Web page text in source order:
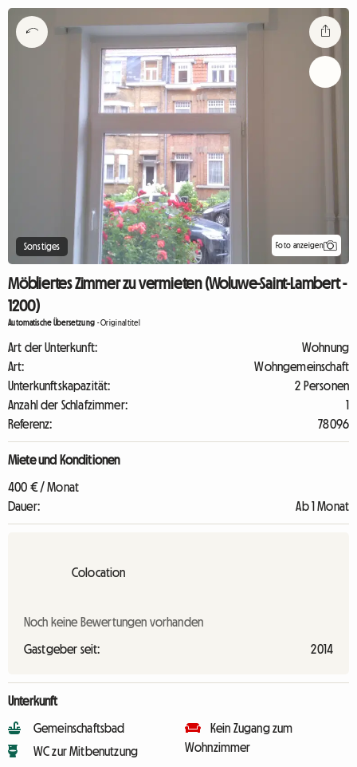
Sonstiges Foto anzeigen
Möbliertes Zimmer zu vermieten (Woluwe-Saint-Lambert -
1200)
Automatische Übersetzung -Originaltitel
Art der Unterkunft:
Wohnung
Art:
Wohngemeinschaft
Unterkunftskapazität:
2 Personen
Anzahl der Schlafzimmer:
1
Referenz:
78096
Miete und Konditionen
400 € / Monat
Dauer:
Ab 1 Monat
Colocation
Noch keine Bewertungen vorhanden
Gastgeber seit: 2014
Unterkunft
Gemeinschaftsbad
WC zur Mitbenutzung
Kein Zugang zum
Wohnzimmer